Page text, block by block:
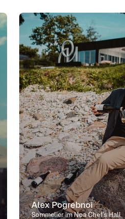
Alex Pogrebnoi
Sommelier im Noa Chef's Hall